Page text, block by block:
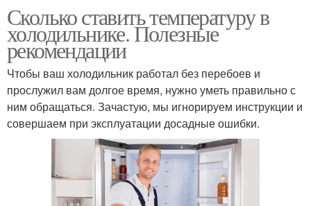
Сколько ставить температуру в
холодильнике. Полезные
рекомендации
Чтобы ваш холодильник работал без перебоев и
прослужил вам долгое время, нужно уметь правильно с
ним обращаться. Зачастую, мы игнорируем инструкции и
совершаем при эксплуатации досадные ошибки.